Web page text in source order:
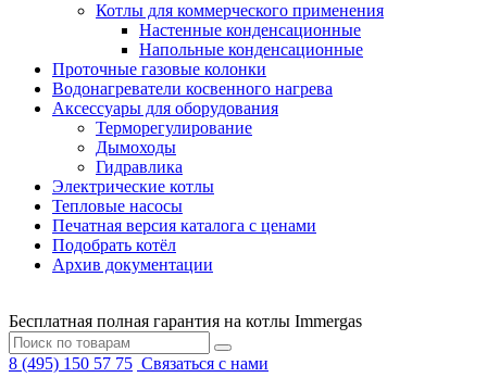
Котлы для коммерческого применения
Настенные конденсационные
Напольные конденсационные
Проточные газовые колонки
Водонагреватели косвенного нагрева
Аксессуары для оборудования
Терморегулирование
Дымоходы
Гидравлика
Электрические котлы
Тепловые насосы
Печатная версия каталога с ценами
Подобрать котёл
Архив документации
Бесплатная полная гарантия на котлы Immergas
8 (495) 150 57 75 Связаться с нами